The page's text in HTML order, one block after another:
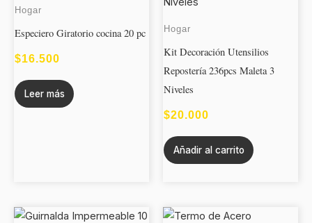
Hogar
Especiero Giratorio cocina 20 pc
$16.500
Leer más
Hogar
Kit Decoración Utensilios
Repostería 236pcs Maleta 3
Niveles
$20.000
Añadir al carrito